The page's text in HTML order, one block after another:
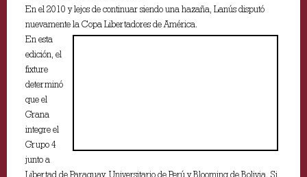
En el 2010 y lejos de continuar siendo una hazaña, Lanús disputó
nuevamente la Copa Libertadores de América.
En esta
edición, el
fixture
determinó
que el
Grana
integre el
Grupo 4
junto a
Libertad de Paraguay, Universitario de Perú y Blooming de Bolivia. Si